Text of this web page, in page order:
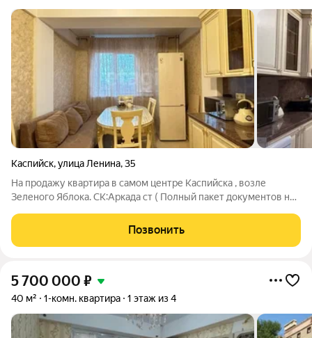
Каспийск,улица Ленина,35
На продажу квартира в самом центре Каспийска , возле
Зеленого Яблока. СК:Аркада ст ( Полный пакет документов на
стоимость в ДКП) Общая квадратура - 45м2; Хорошая
планировка Косметический ремонт
Позвонить
5 700 000 ₽
40 м² 1-комн. квартира 1 этаж из 4